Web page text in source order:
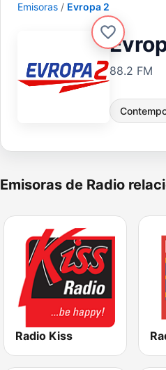
Emisoras Evropa 2
88.2 FM
Emisoras de Radio
Radio Kiss